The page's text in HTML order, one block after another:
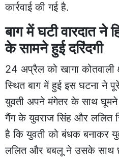
कार्रवाई की गई है.
बाग में घटी वारदात ने
के सामने हुई दरिंदगी
24 अप्रैल को खागा कोतवाली
स्थित बाग में हुई इस घटना ने
युवती अपने मंगेतर के साथ घूमने
गैंग के युवराज सिंह और ललित
है कि युवती को बंधक बनाकर
ललित और बबलू ने उसके साथ